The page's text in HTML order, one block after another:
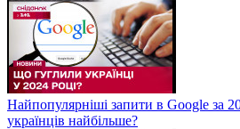
Найпопулярніші запити в Google за
українців найбільше?